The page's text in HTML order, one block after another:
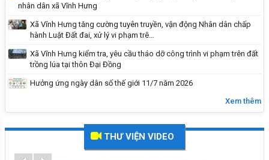
nhân dân xã Vĩnh Hưng
Xã Vĩnh Hưng tăng cường tuyên truyền, vận động Nhân dân chấp
hành Luật Đất đai, xử lý vi phạm trê...
Xã Vĩnh Hưng kiểm tra, yêu cầu tháo dỡ công trình vi phạm trên đất
trồng lúa tại thôn Đại Đồng
Hưởng ứng ngày dân số thế giới 11/7 năm 2026
Xem thêm
THƯ VIỆN VIDEO
Tiêu chuẩn của ĐBQH khóa XVI và đại biểu
HĐND các cấp nhiệm kỳ 2026-2031